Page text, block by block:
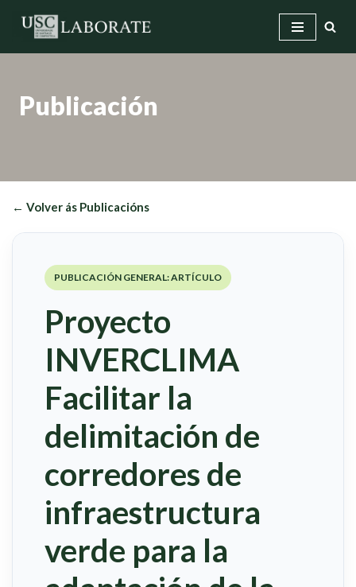
Saltar
Publicación
← Volver ás Publicacións
PUBLICACIÓN GENERAL: ARTÍCULO
Proyecto
INVERCLIMA
Facilitar la
delimitación de
corredores de
infraestructura
verde para la